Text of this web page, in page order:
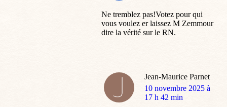
Ne tremblez pas!Votez pour qui
vous voulez er laissez M Zemmour
dire la vérité sur le RN.
Jean-Maurice Parnet
dit
:
10 novembre 2025 à
17 h 42 min